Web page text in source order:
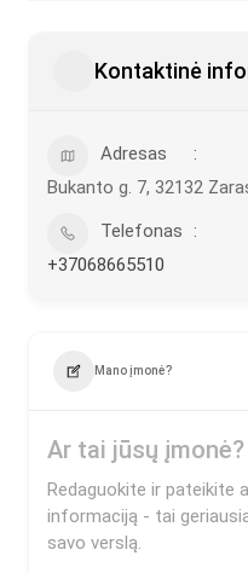
Kontaktinė
Adresas
Bukanto g. 7, 32132
Telefonas
+37068665510
Mano įmonė?
Ar tai jūsų įmonė?
Redaguokite ir pateikite
informaciją - tai
savo verslą.